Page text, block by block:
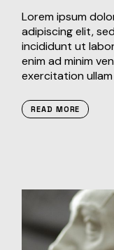
Lorem ipsum
adipiscing elit,
incididunt ut
enim ad minim
exercitation ullam
READ MORE